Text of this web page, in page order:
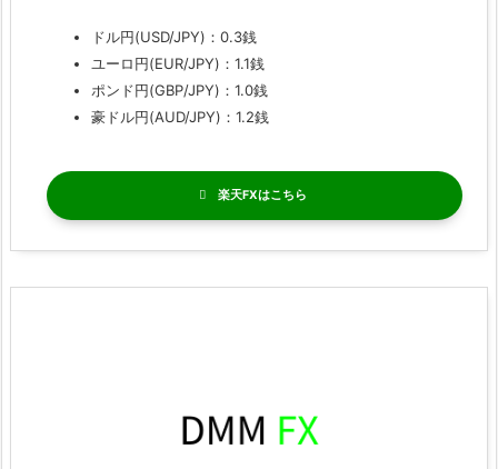
ドル円(USD/JPY)：0.3銭
ユーロ円(EUR/JPY)：1.1銭
ポンド円(GBP/JPY)：1.0銭
豪ドル円(AUD/JPY)：1.2銭
楽天FX